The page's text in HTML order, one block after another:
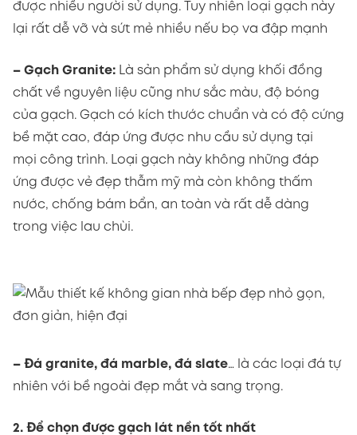
được nhiều người sử dụng. Tuy nhiên loại gạch này
lại rất dễ vỡ và sứt mẻ nhiều nếu bọ va đập mạnh
– Gạch Granite: Là sản phẩm sử dụng khối đồng
chất về nguyên liệu cũng như sắc màu, độ bóng
của gạch. Gạch có kích thước chuẩn và có độ cứng
bề mặt cao, đáp ứng được nhu cầu sử dụng tại
mọi công trình. Loại gạch này không những đáp
ứng được vẻ đẹp thẫm mỹ mà còn không thấm
nước, chống bám bẩn, an toàn và rất dễ dàng
trong việc lau chùi.
– Đá granite, đá marble, đá slate… là các loại đá tự
nhiên với bề ngoài đẹp mắt và sang trọng.
2. Để chọn được gạch lát nền tốt nhất